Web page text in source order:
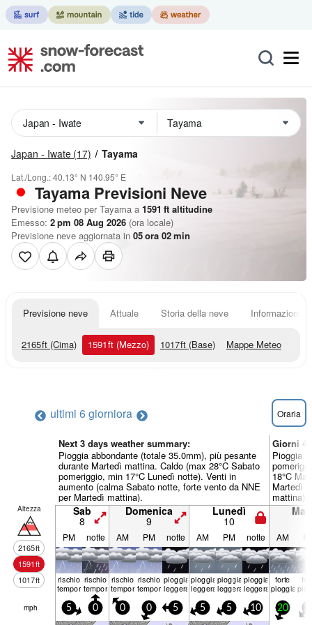
Japan - Iwate (17) Tayama
Lat./Long.:40.13° N 140.95° E
Tayama Previsioni Neve
Previsione meteo per Tayama a 1591 ft altitudine
Emesso: 2 pm 08 Aug 2026 (ora locale)
Previsione neve aggiornata in 05ora 02min
Previsione neve Attuale Storia della neve Informazioni
2165ft (Cima) 1591ft (Mezzo) 1017ft (Base) Mappe Meteo
ultimi 6 giorniora Oraria
Next 3 days weather summary:
Pioggia abbondante (totale 35.0mm), più pesante
durante Martedì mattina. Caldo (max 28°C Sabato
pomeriggio, min 17°C Lunedì notte). Venti in
aumento (calma Sabato notte, forte vento da NNE
per Martedì mattina).
Giorni
Pioggia
18°C
Martedì
mattina).
Altezza
2165ft
1591ft
1017ft
Sab
8
Domenica
9
Lunedì
10
PM notte AM PM notte AM PM notte AM
rischio
temporale
rischio
temporale
rischio
temporale
rischio
temporale
pioggia
leggera
pioggia
leggera
pioggia
leggera
pioggia
leggera
forte
pioggia
mph 5 0 0 0 5 5 5 10 20